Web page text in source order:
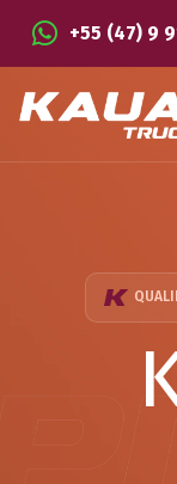
+55 (47) 9